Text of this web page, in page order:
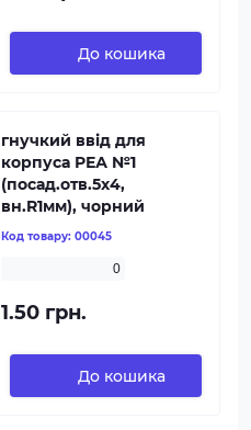
До кошика
гнучкий ввід для
корпуса РЕА №1
(посад.отв.5х4,
вн.R1мм), чорний
Код товару: 00045
0
1.50 грн.
До кошика